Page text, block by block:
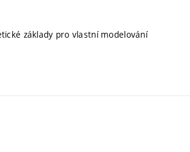
základy pro vlastní modelování